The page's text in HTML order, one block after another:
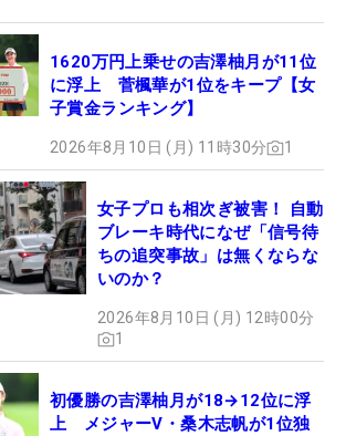
1620万円上乗せの吉澤柚月が11位
に浮上 菅楓華が1位をキープ【女
子賞金ランキング】
2026年8月10日 (月) 11時30分 1
女子プロも相次ぎ被害！ 自動
ブレーキ時代になぜ「信号待
ちの追突事故」は無くならな
いのか？
2026年8月10日 (月) 12時00分
1
初優勝の吉澤柚月が18→12位に浮
上 メジャーV・桑木志帆が1位独